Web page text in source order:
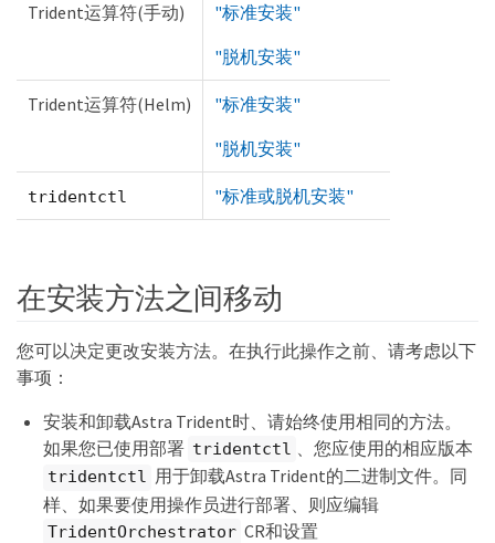
Trident运算符(手动)
"标准安装"
"脱机安装"
Trident运算符(Helm)
"标准安装"
"脱机安装"
tridentctl "标准或脱机安装"
在安装方法之间移动
您可以决定更改安装方法。在执行此操作之前、请考虑以下
事项：
安装和卸载Astra Trident时、请始终使用相同的方法。
如果您已使用部署 tridentctl 、您应使用的相应版本
tridentctl 用于卸载Astra Trident的二进制文件。同
样、如果要使用操作员进行部署、则应编辑
TridentOrchestrator CR和设置